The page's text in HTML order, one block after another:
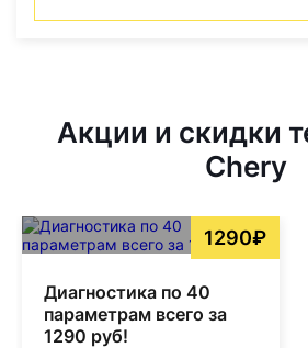
Акции и скидки
Chery
1290₽
Диагностика по 40
параметрам всего за
1290 руб!